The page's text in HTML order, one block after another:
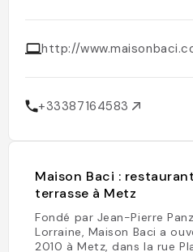
http://
+33387164583
Maison Baci :
terrasse à Metz
Fondé par Jean-Pierre
Lorraine, Maison Baci a
2010 à Metz, dans la rue